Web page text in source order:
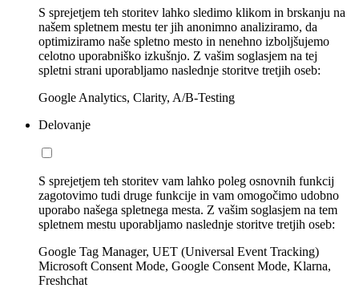
S sprejetjem teh storitev lahko sledimo klikom in brskanju na
našem spletnem mestu ter jih anonimno analiziramo, da
optimiziramo naše spletno mesto in nenehno izboljšujemo
celotno uporabniško izkušnjo. Z vašim soglasjem na tej
spletni strani uporabljamo naslednje storitve tretjih oseb:
Google Analytics, Clarity, A/B-Testing
Delovanje
S sprejetjem teh storitev vam lahko poleg osnovnih funkcij
zagotovimo tudi druge funkcije in vam omogočimo udobno
uporabo našega spletnega mesta. Z vašim soglasjem na tem
spletnem mestu uporabljamo naslednje storitve tretjih oseb:
Google Tag Manager, UET (Universal Event Tracking)
Microsoft Consent Mode, Google Consent Mode, Klarna,
Freshchat